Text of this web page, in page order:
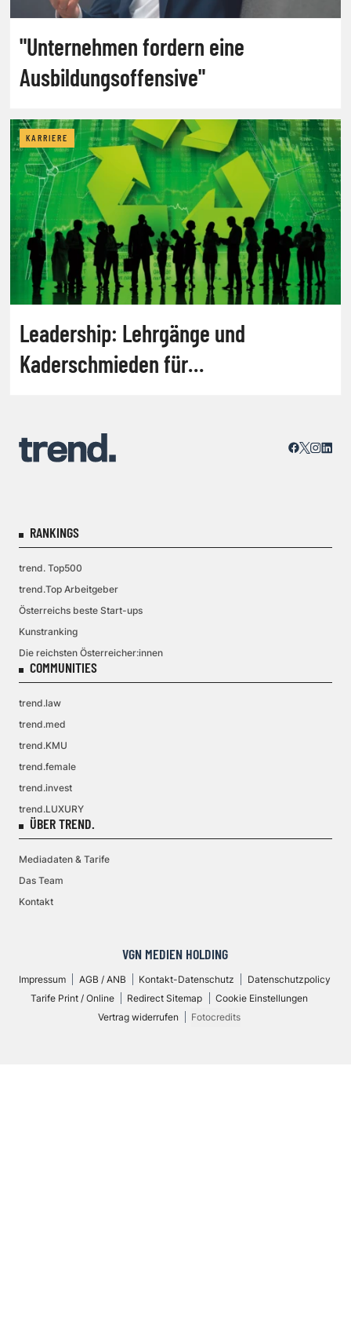
"Unternehmen fordern eine
Ausbildungsoffensive"
KARRIERE
Leadership: Lehrgänge und
Kaderschmieden für
RANKINGS
trend. Top500
trend.Top Arbeitgeber
Österreichs beste Start-ups
Kunstranking
Die reichsten Österreicher:innen
COMMUNITIES
trend.law
trend.med
trend.KMU
trend.female
trend.invest
trend.LUXURY
ÜBER TREND.
Mediadaten & Tarife
Das Team
Kontakt
VGN MEDIEN HOLDING
Impressum AGB / ANB Kontakt-Datenschutz
Datenschutzpolicy
Tarife Print / Online
Redirect Sitemap
Cookie Einstellungen
Vertrag widerrufen
Fotocredits